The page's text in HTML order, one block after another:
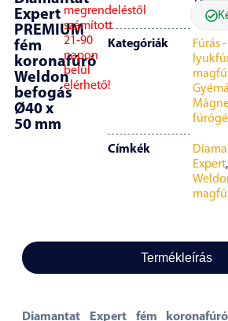
Expert
PREMIUM
fém
koronafúró
Weldon
befogás
Ø40 x
50 mm
megrendeléstől
számított
21-90
napon
belül
elérhető!
Kategóriák
Fúrás
Címkék
Expert,
Termékleírás
Diamantat Expert fém